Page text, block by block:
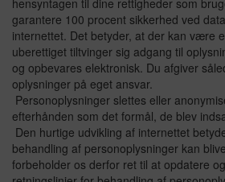
hensyntagen til dine rettigheder som
garantere 100 procent sikkerhed ved
internettet. Det betyder, at der kan være
uberettiget tiltvinger sig adgang til
og opbevares elektronisk. Du afgiver
oplysninger på eget ansvar.
Personoplysninger slettes eller
efterhånden som det formål, de blev
Den hurtige udvikling af internettet
behandling af personoplysninger kan
forbeholder os derfor ret til at opdatere
Databehandler
Dynamicweb
Formål
Anvendes til understøttende funktioner i
System" til at sikre at websitet fungerer
Privatlivspolitik:
https://www.dynamicweb.com/about/
Udløb
Et år
Udløb
Få sekunder
Navn
_gat_UA-xxx-xxx
Udbyder
fpgruppen.dk
Databehandler
Google Analytics
Denne cookie er knyttet til AddThis
besøgende kan dele indhold med en
delingsplatforme. Den gemmer et
Privatlivspolitik:
https://www.addthis.com/privacy/index
Udløb
1 dag
Navn
__atuvc